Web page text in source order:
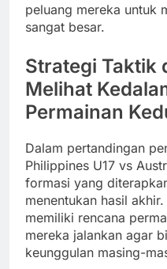
peluang mereka untuk
sangat besar.
Strategi Taktik
Melihat
Permainan
Dalam pertandingan
Philippines U17 vs
formasi yang
menentukan hasil
memiliki rencana
mereka jalankan agar
keunggulan masing-